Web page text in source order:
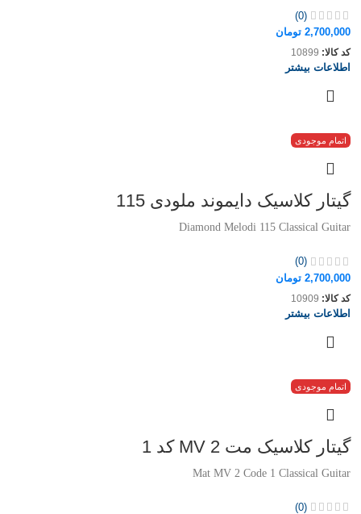
(0)
2,700,000 تومان
کد کالا: 10899
اطلاعات بیشتر
اتمام موجودی
گیتار کلاسیک دایموند ملودی 115
Diamond Melodi 115 Classical Guitar
(0)
2,700,000 تومان
کد کالا: 10909
اطلاعات بیشتر
اتمام موجودی
گیتار کلاسیک مت MV 2 کد 1
Mat MV 2 Code 1 Classical Guitar
(0)